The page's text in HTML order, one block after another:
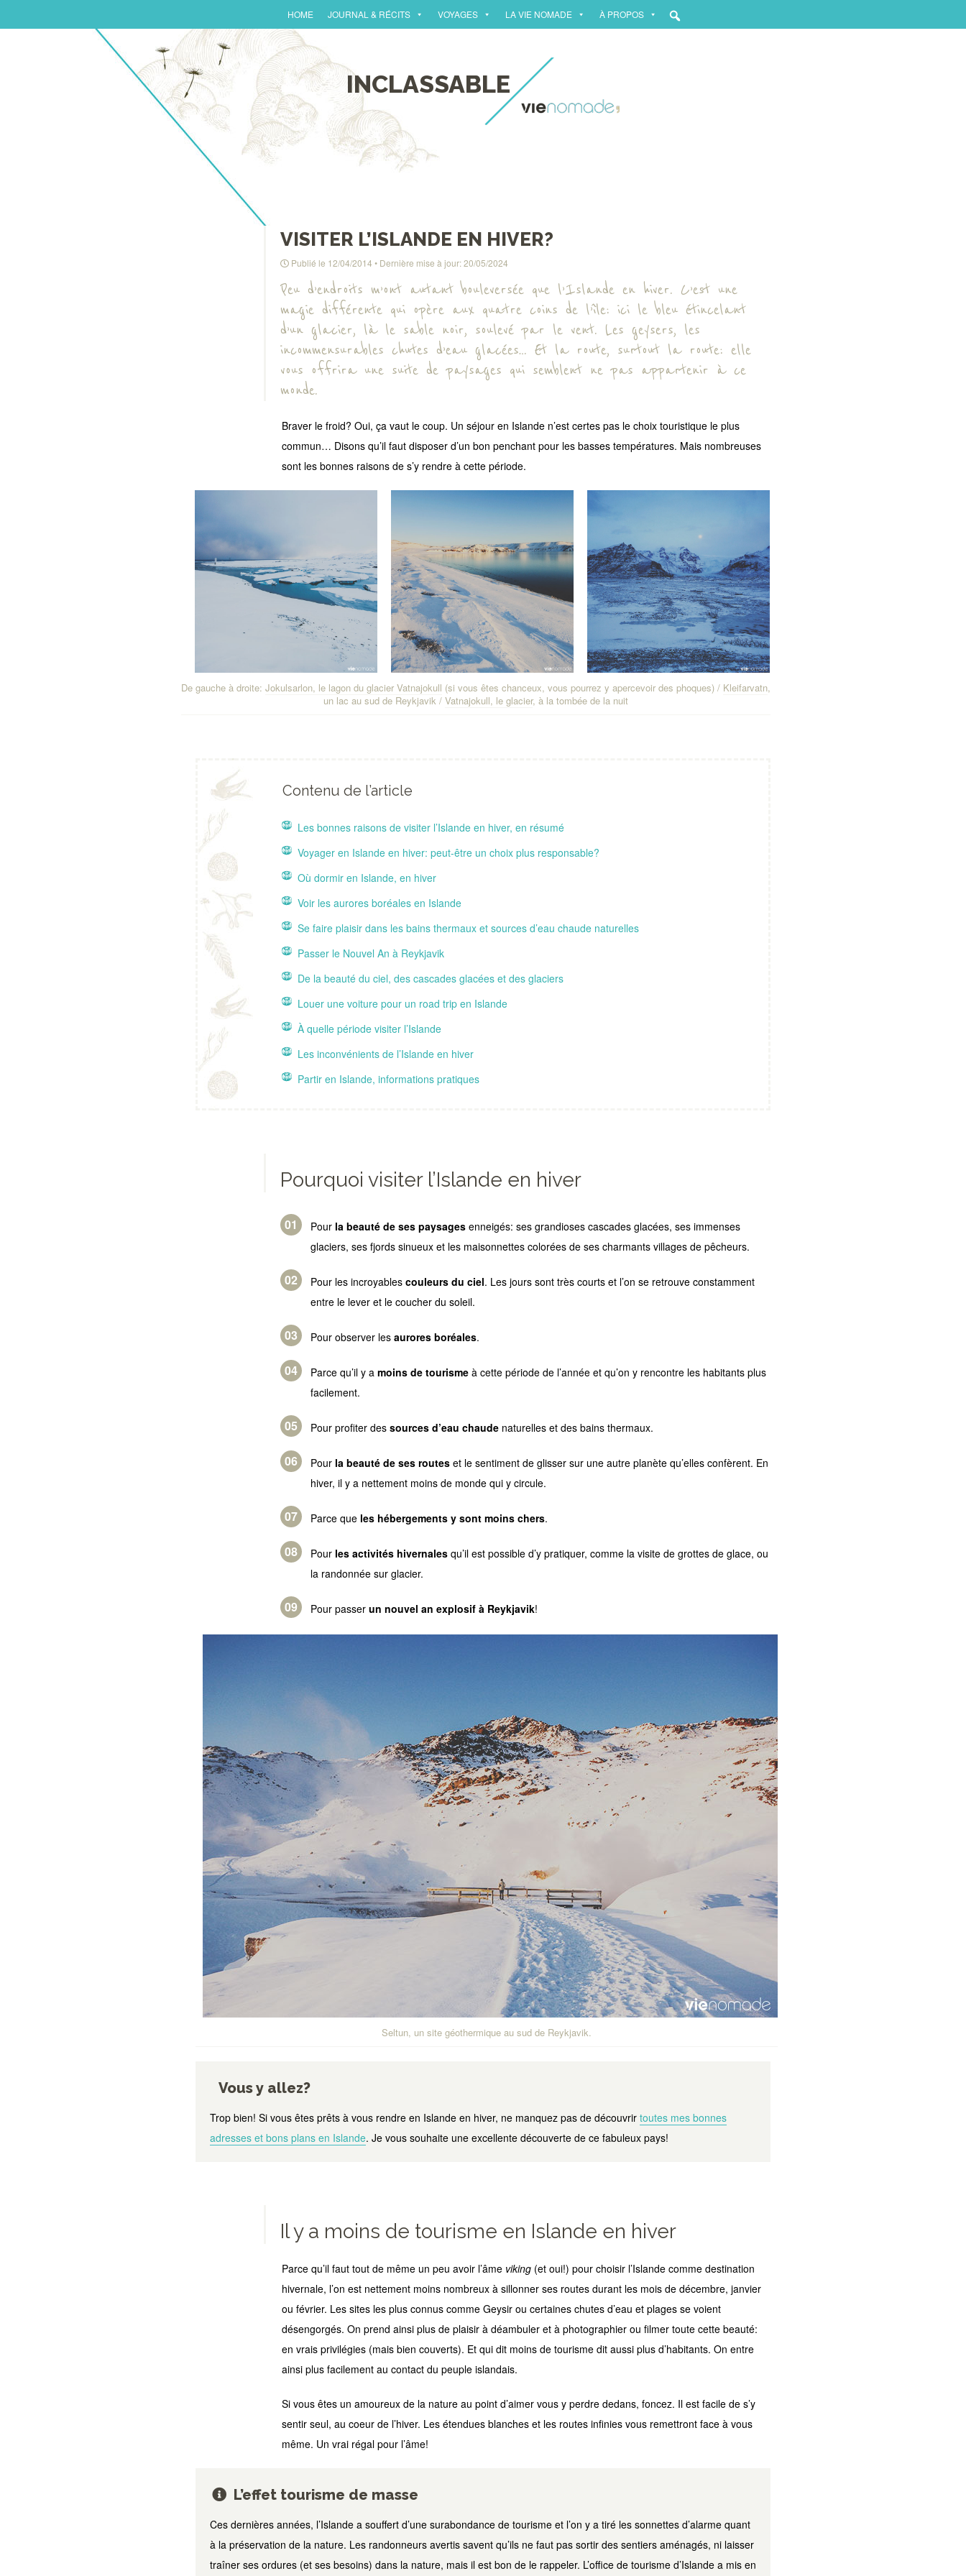
HOME JOURNAL & RÉCITS VOYAGES LA VIE NOMADE À PROPOS
INCLASSABLE
VISITER L’ISLANDE EN HIVER?
Publié le 12/04/2014 • Dernière mise à jour:20/05/2024
Peu d’endroits m’ont autant bouleversée que l’Islande en hiver. C’est une
magie différente qui opère aux quatre coins de l’île: ici le bleu étincelant
d’un glacier, là le sable noir, soulevé par le vent. Les geysers, les
incommensurables chutes d’eau glacées… Et la route, surtout la route: elle
vous offrira une suite de paysages qui semblent ne pas appartenir à ce
monde.
Braver le froid? Oui, ça vaut le coup. Un séjour en Islande n’est certes pas le choix touristique le plus
commun… Disons qu’il faut disposer d’un bon penchant pour les basses températures. Mais nombreuses
sont les bonnes raisons de s’y rendre à cette période.
De gauche à droite: Jokulsarlon, le lagon du glacier Vatnajokull (si vous êtes chanceux, vous pourrez y apercevoir des phoques) / Kleifarvatn,
un lac au sud de Reykjavik / Vatnajokull, le glacier, à la tombée de la nuit
Contenu de l’article
Les bonnes raisons de visiter l’Islande en hiver, en résumé
Voyager en Islande en hiver: peut-être un choix plus responsable?
Où dormir en Islande, en hiver
Voir les aurores boréales en Islande
Se faire plaisir dans les bains thermaux et sources d’eau chaude naturelles
Passer le Nouvel An à Reykjavik
De la beauté du ciel, des cascades glacées et des glaciers
Louer une voiture pour un road trip en Islande
À quelle période visiter l’Islande
Les inconvénients de l’Islande en hiver
Partir en Islande, informations pratiques
Pourquoi visiter l’Islande en hiver
Pour la beauté de ses paysages enneigés: ses grandioses cascades glacées, ses immenses
glaciers, ses fjords sinueux et les maisonnettes colorées de ses charmants villages de pêcheurs.
Pour les incroyables couleurs du ciel. Les jours sont très courts et l’on se retrouve constamment
entre le lever et le coucher du soleil.
Pour observer les aurores boréales.
Parce qu’il y a moins de tourisme à cette période de l’année et qu’on y rencontre les habitants plus
facilement.
Pour profiter des sources d’eau chaude naturelles et des bains thermaux.
Pour la beauté de ses routes et le sentiment de glisser sur une autre planète qu’elles confèrent. En
hiver, il y a nettement moins de monde qui y circule.
Parce que les hébergements y sont moins chers.
Pour les activités hivernales qu’il est possible d’y pratiquer, comme la visite de grottes de glace, ou
la randonnée sur glacier.
Pour passer un nouvel an explosif à Reykjavik!
Seltun, un site géothermique au sud de Reykjavik.
Vous y allez?
Trop bien! Si vous êtes prêts à vous rendre en Islande en hiver, ne manquez pas de découvrir toutes mes bonnes
adresses et bons plans en Islande. Je vous souhaite une excellente découverte de ce fabuleux pays!
Il y a moins de tourisme en Islande en hiver
Parce qu’il faut tout de même un peu avoir l’âme viking (et oui!) pour choisir l’Islande comme destination
hivernale, l’on est nettement moins nombreux à sillonner ses routes durant les mois de décembre, janvier
ou février. Les sites les plus connus comme Geysir ou certaines chutes d’eau et plages se voient
désengorgés. On prend ainsi plus de plaisir à déambuler et à photographier ou filmer toute cette beauté:
en vrais privilégies (mais bien couverts). Et qui dit moins de tourisme dit aussi plus d’habitants. On entre
ainsi plus facilement au contact du peuple islandais.
Si vous êtes un amoureux de la nature au point d’aimer vous y perdre dedans, foncez. Il est facile de s’y
sentir seul, au coeur de l’hiver. Les étendues blanches et les routes infinies vous remettront face à vous
même. Un vrai régal pour l’âme!
L’effet tourisme de masse
Ces dernières années, l’Islande a souffert d’une surabondance de tourisme et l’on y a tiré les sonnettes d’alarme quant
à la préservation de la nature. Les randonneurs avertis savent qu’ils ne faut pas sortir des sentiers aménagés, ni laisser
traîner ses ordures (et ses besoins) dans la nature, mais il est bon de le rappeler. L’office de tourisme d’Islande a mis en